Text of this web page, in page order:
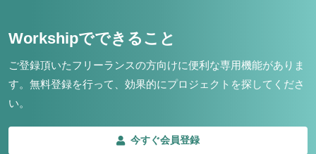
Workshipでできること
ご登録頂いたフリーランスの方向けに便利な専用機能がありま
す。 無料登録を行って、効果的にプロジェクトを探してくださ
い。
今すぐ会員登録